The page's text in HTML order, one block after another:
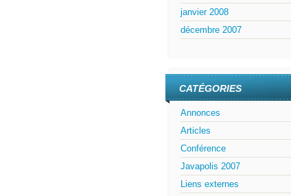
janvier 2008
décembre 2007
CATÉGORIES
Annonces
Articles
Conférence
Javapolis 2007
Liens externes